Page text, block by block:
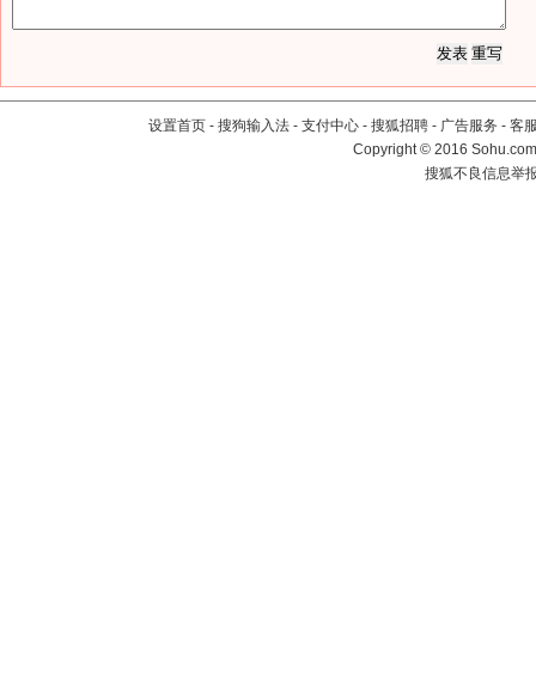
设置首页 - 搜狗输入法 - 支付中心 - 搜狐招聘 - 广告服务 - 客
Copyright©2016
搜狐不良信息举